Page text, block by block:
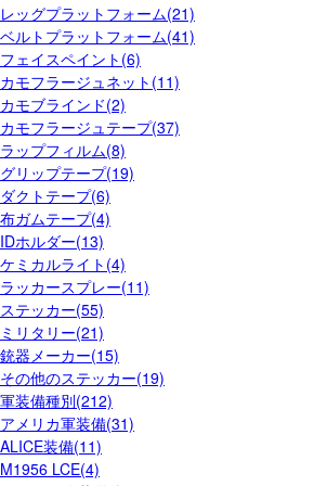
レッグプラットフォーム(21)
ベルトプラットフォーム(41)
フェイスペイント(6)
カモフラージュネット(11)
カモブラインド(2)
カモフラージュテープ(37)
ラップフィルム(8)
グリップテープ(19)
ダクトテープ(6)
布ガムテープ(4)
IDホルダー(13)
ケミカルライト(4)
ラッカースプレー(11)
ステッカー(55)
ミリタリー(21)
銃器メーカー(15)
その他のステッカー(19)
軍装備種別(212)
アメリカ軍装備(31)
ALICE装備(11)
M1956 LCE(4)